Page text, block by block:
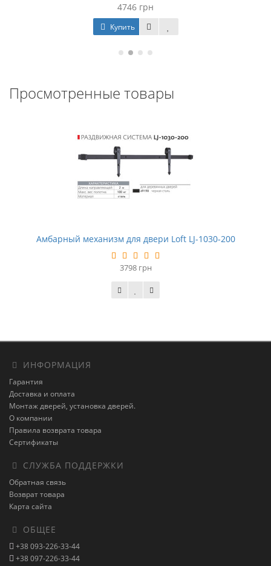
4746 грн
Купить
Просмотренные товары
Амбарный механизм для двери Loft LJ-1030-200
3798 грн
ИНФОРМАЦИЯ
Гарантия
Доставка и оплата
Монтаж дверей, установка дверей.
О компании
Правила возврата товара
Сертификаты
СЛУЖБА ПОДДЕРЖКИ
Обратная связь
Возврат товара
Карта сайта
ОБЩЕЕ
+38 093-226-33-44
+38 097-226-33-44